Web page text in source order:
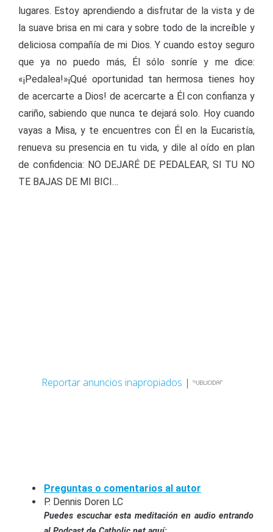
lugares. Estoy aprendiendo a disfrutar de la vista y de
la suave brisa en mi cara y sobre todo de la increíble y
deliciosa compañía de mi Dios. Y cuando estoy seguro
que ya no puedo más, Él sólo sonríe y me dice:
«¡Pedalea!»¡Qué oportunidad tan hermosa tienes hoy
de acercarte a Dios! de acercarte a Él con confianza y
cariño, sabiendo que nunca te dejará solo. Hoy cuando
vayas a Misa, y te encuentres con Él en la Eucaristía,
renueva su presencia en tu vida, y dile al oído en plan
de confidencia: NO DEJARÉ DE PEDALEAR, SI TU NO
TE BAJAS DE MI BICI…
Reportar anuncios inapropiados |
Preguntas o comentarios al autor
P. Dennis Doren LC
Puedes escuchar esta meditación en audio entrando